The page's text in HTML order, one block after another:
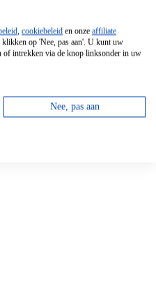
, cookiebeleid en onze affiliate
op 'Nee, pas aan'. U kunt uw
of intrekken via de knop linksonder in uw
Nee, pas aan